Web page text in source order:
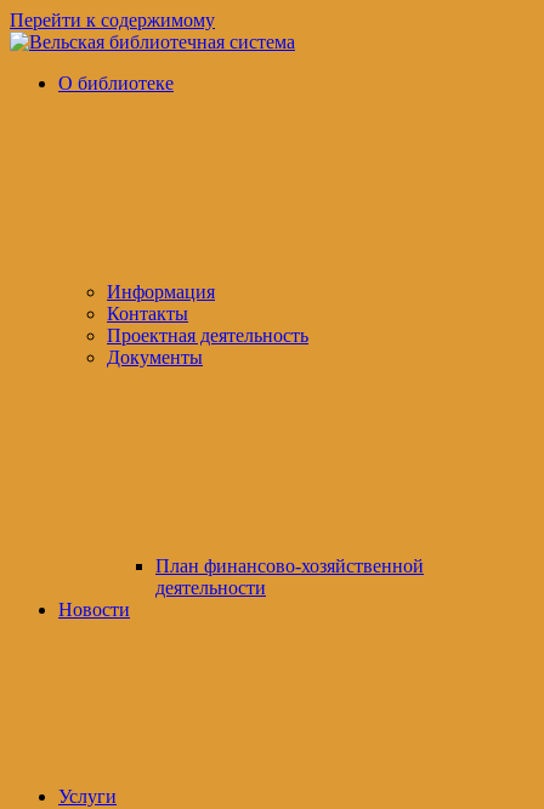
Перейти к содержимому
Вельская
официальный
О библиотеке
Информация
Контакты
Проектная деятельность
Документы
План финансово-хозяйственной
деятельности
Новости
Услуги